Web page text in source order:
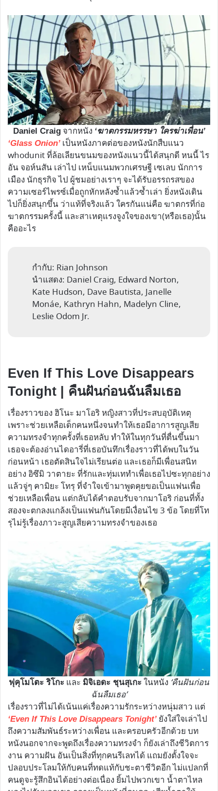
Daniel Craigจากหนัง ‘ฆาตกรรมหรรษา ใครฆ่าเพื่อน’
‘Glass Onion’ เป็นหนังภาคต่อของหนังนักสืบแนว
whodunit ที่ล้อเลียนขนมของหนังแนวนี้ได้สนุกดี หนนี้ ไร
อัน จอห์นสัน เล่าไป เหน็บแนมพวกเศรษฐี เซเลบ นักการ
เมือง นักธุรกิจ ไป ผู้ชมอย่างเราๆ จะได้รับอรรถรสของ
ความเซอร์ไพรซ์เมื่อถูกหักหลังซ้ำแล้วซ้ำเล่า ยิ่งหนังเดิน
ไปก็ยิ่งสนุกขึ้น ว่าแท้ที่จริงแล้ว ใครกันแน่คือ ฆาตกรที่ก่อ
ฆาตกรรมครั้งนี้ และสาเหตุแรงจูงใจของเขา(หรือเธอ)นั้น
คืออะไร
กำกับ: Rian Johnson
นำแสดง: Daniel Craig, Edward Norton,
Kate Hudson, Dave Bautista, Janelle
Monáe, Kathryn Hahn, Madelyn Cline,
Leslie Odom Jr.
Even If This Love Disappears
Tonight | คืนฝันก่อนฉันลืมเธอ
เรื่องราวของ ฮิโนะ มาโอริ หญิงสาวที่ประสบอุบัติเหตุ
เพราะช่วยเหลือเด็กคนหนึ่งจนทำให้เธอมีอาการสูญเสีย
ความทรงจำทุกครั้งที่เธอหลับ ทำให้ในทุกวันที่ตื่นขึ้นมา
เธอจะต้องอ่านไดอารี่ที่เธอบันทึกเรื่องราวที่ได้พบในวัน
ก่อนหน้า เธอตัดสินใจไม่เรียนต่อ และเธอก็มีเพื่อนสนิท
อย่าง อิซึมิ วาตายะ ที่รักและทุ่มเททำเพื่อเธอไปซะทุกอย่าง
แล้วจู่ๆ คามิยะ โทรุ ที่จำใจเข้ามาพูดคุยขอเป็นแฟนเพื่อ
ช่วยเหลือเพื่อน แต่กลับได้คำตอบรับจากมาโอริ ก่อนที่ทั้ง
สองจะตกลงแกล้งเป็นแฟนกันโดยมีเงื่อนไข 3 ข้อ โดยที่โท
รุไม่รู้เรื่องภาวะสูญเสียความทรงจำของเธอ
ฟุคุโมโตะ ริโกะ และ มิจิเอดะ ชุนสุเกะ ในหนัง ‘คืนฝันก่อน
ฉันลืมเธอ’
เรื่องราวที่ไม่ได้เน้นแค่เรื่องความรักระหว่างหนุ่มสาว แต่
‘Even If This Love Disappears Tonight’ ยังใส่ใจเล่าไป
ถึงความสัมพันธ์ระหว่างเพื่อน และครอบครัวอีกด้วย บท
หนังนอกจากจะพูดถึงเรื่องความทรงจำ ก็ยังเล่าถึงชีวิตการ
งาน ความฝัน อันเป็นสิ่งที่ทุกคนรีเลทได้ แถมยังตั้งใจจะ
ปลอบประโลมให้กับคนที่ทดแท้กับชะตาชีวิตอีก ไม่แปลกที่
คนดูจะรู้สึกอินได้อย่างต่อเนื่อง ยิ้มไปพวกเขา น้ำตาไหล